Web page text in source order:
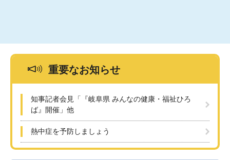
重要なお知らせ
知事記者会見「『岐阜県 みんなの健康・福祉ひろ
ば』開催」他
熱中症を予防しましょう